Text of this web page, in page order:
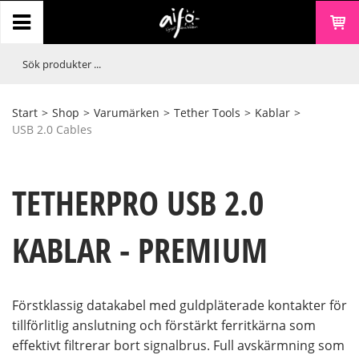
Start > Shop > Varumärken > Tether Tools > Kablar >
USB 2.0 Cables
TETHERPRO USB 2.0
KABLAR - PREMIUM
Förstklassig datakabel med guldpläterade kontakter för
tillförlitlig anslutning och förstärkt ferritkärna som
effektivt filtrerar bort signalbrus. Full avskärmning som